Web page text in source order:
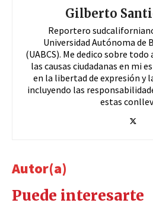
Gilberto
Reportero
Universidad Autónoma de
(UABCS). Me dedico sobre
las causas ciudadanas en mi
en la libertad de expresión y
incluyendo las
estas
Autor(a)
Puede interesarte